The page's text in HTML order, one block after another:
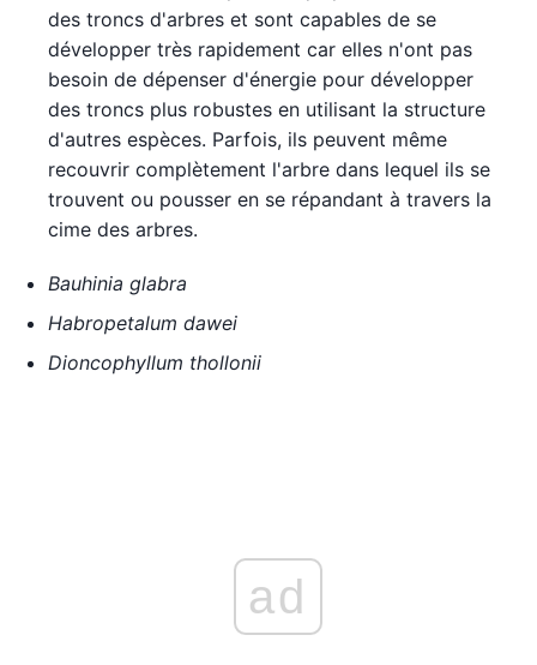
des troncs d'arbres et sont capables de se
développer très rapidement car elles n'ont pas
besoin de dépenser d'énergie pour développer
des troncs plus robustes en utilisant la structure
d'autres espèces. Parfois, ils peuvent même
recouvrir complètement l'arbre dans lequel ils se
trouvent ou pousser en se répandant à travers la
cime des arbres.
Bauhinia glabra
Habropetalum dawei
Dioncophyllum thollonii
ad